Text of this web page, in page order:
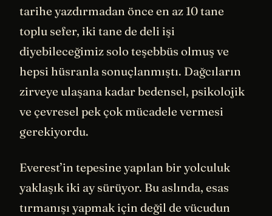
tarihe yazdırmadan önce en az 10 tane
toplu sefer, iki tane de deli işi
diyebileceğimiz solo teşebbüs olmuş ve
hepsi hüsranla sonuçlanmıştı. Dağcıların
zirveye ulaşana kadar bedensel, psikolojik
ve çevresel pek çok mücadele vermesi
gerekiyordu.
Everest’in tepesine yapılan bir yolculuk
yaklaşık iki ay sürüyor. Bu aslında, esas
tırmanışı yapmak için değil de vücudun